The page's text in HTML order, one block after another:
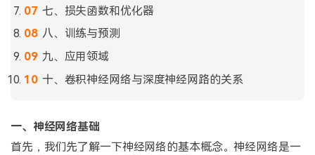
七、损失函数和优化器
八、训练与预测
九、应用领域
十、卷积神经网络与深度神经网路的关系
一、神经网络基础
首先，我们先了解一下神经网络的基本概念。神经网络是一